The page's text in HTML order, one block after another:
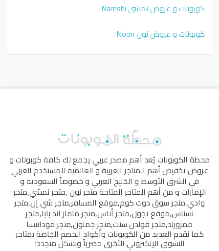
كوبونات و عروض نمشي Namshi
كوبونات و عروض نون Noon
محطة الكوبوناتيُعد أهم مصدر عربي يجمع لك كافة كوبونات و
عروض تخفيض أهم المتاجر العربية و العالمية للمستخدم العربي
في الشرق الأوسط و الخليج العربي و خصوصاً السعودية و
الإمارات و من أهم المتاجر المتاحةمتجر نون,متجر نمشي,متجر
وادي,متجر سوق دوت كوم,موقع المسافر,متجر شي إن,متجر
نسناس,موقع تجول,متجر أناس,متجر ماماز اند بابا,متجر
ممزورلد,متجر قولدن سنت,متجر جملون,متجر مودانيسا
كما نقدم العديد من الكوبونات وأكواد الخصم الخاصة بمتاجر
التسوق الإلكتروني الأخرى حصرياً وبشكل متجدد!